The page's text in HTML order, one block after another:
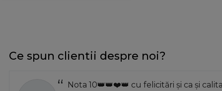
Ce spun clientii despre noi?
Nota 10👑👑❤️👑 cu felicitări și ca și